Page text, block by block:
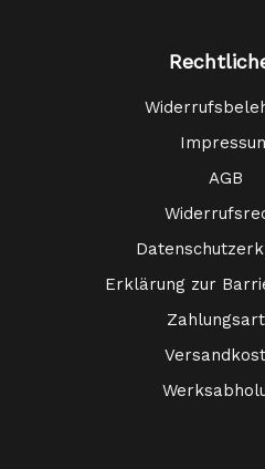
AGB
Erklärung zur